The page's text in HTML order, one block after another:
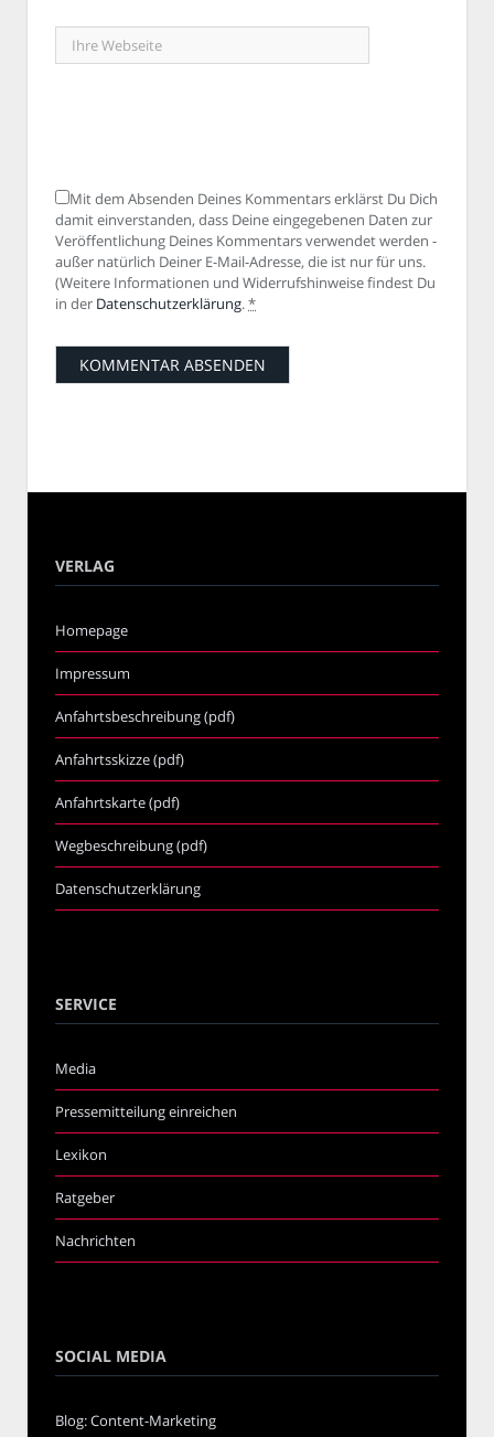
Mit dem Absenden Deines Kommentars erklärst Du Dich
damit einverstanden, dass Deine eingegebenen Daten zur
Veröffentlichung Deines Kommentars verwendet werden -
außer natürlich Deiner E-Mail-Adresse, die ist nur für uns.
(Weitere Informationen und Widerrufshinweise findest Du
in der Datenschutzerklärung.*
VERLAG
Homepage
Impressum
Anfahrtsbeschreibung (pdf)
Anfahrtsskizze (pdf)
Anfahrtskarte (pdf)
Wegbeschreibung (pdf)
Datenschutzerklärung
SERVICE
Media
Pressemitteilung einreichen
Lexikon
Ratgeber
Nachrichten
SOCIAL MEDIA
Blog: Content-Marketing